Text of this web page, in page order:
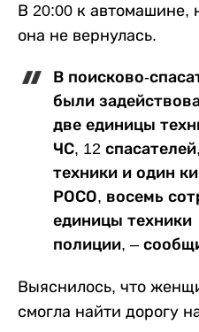
В 20:00 к автомашине,
она не вернулась.
В поисково-
были
две единицы
ЧС, 12
техники и один
РОСО, восемь
единицы техники
полиции, –
Выяснилось, что
смогла найти дорогу